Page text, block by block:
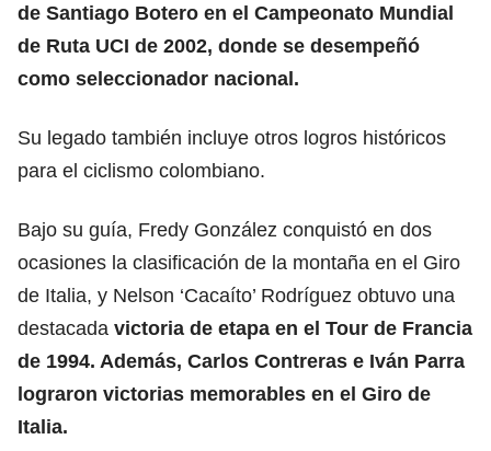
de Santiago Botero en el Campeonato Mundial
de Ruta UCI de 2002, donde se desempeñó
como seleccionador nacional.
Su legado también incluye otros logros históricos
para el ciclismo colombiano.
Bajo su guía, Fredy González conquistó en dos
ocasiones la clasificación de la montaña en el Giro
de Italia, y Nelson ‘Cacaíto’ Rodríguez obtuvo una
destacada victoria de etapa en el Tour de Francia
de 1994. Además, Carlos Contreras e Iván Parra
lograron victorias memorables en el Giro de
Italia.